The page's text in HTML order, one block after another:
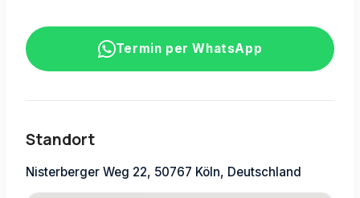
Termin per WhatsApp
Standort
Nisterberger Weg 22, 50767 Köln, Deutschland